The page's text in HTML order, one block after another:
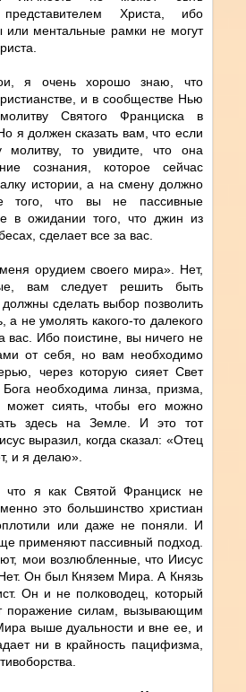
представителем Христа, ибо
или ментальные рамки не могут
я очень хорошо знаю, что
и в сообществе Нью
Святого Франциска в
я должен сказать вам, что если
молитву, то увидите, что она
сознания, которое сейчас
истории, а на смену должно
того, что вы не пассивные
в ожидании того, что джин из
сделает все за вас.
орудием своего мира». Нет,
вам следует решить быть
сделать выбор позволить
а не умолять какого-то далекого
вас. Ибо поистине, вы ничего не
от себя, но вам необходимо
через которую сияет Свет
необходима линза, призма,
может сиять, чтобы его можно
здесь на Земле. И это тот
выразил, когда сказал: «Отец
и я делаю».
я как Святой Франциск не
это большинство христиан
или даже не поняли. И
применяют пассивный подход.
мои возлюбленные, что Иисус
Он был Князем Мира. А Князь
Он и не полководец, который
поражение силам, вызывающим
выше дуальности и вне ее, и
ни в крайность пацифизма,